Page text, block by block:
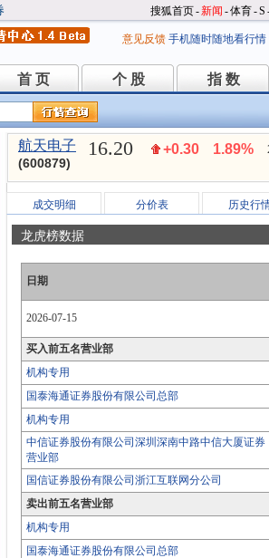
搜狐首页-新闻 -体育-S
意见反馈 手机随时随地看行情
首 页
首 页 个 股
个 股 指 数
指 数
航天电子
(600879)
16.20 +0.30 1.89%
成交明细 分价表 历史行
龙虎榜数据
日期
2026-07-15
买入前五名营业部
机构专用
国泰海通证券股份有限公司总部
机构专用
中信证券股份有限公司深圳深南中路中信大厦证券
营业部
国信证券股份有限公司浙江互联网分公司
卖出前五名营业部
机构专用
国泰海通证券股份有限公司总部